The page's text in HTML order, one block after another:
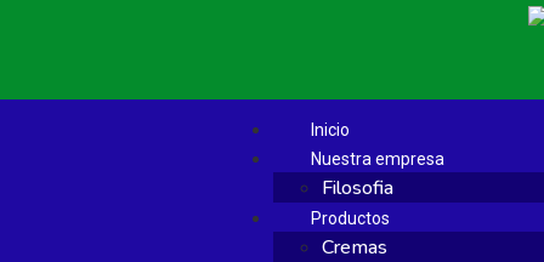
Inicio
Nuestra empresa
Filosofia
Productos
Cremas